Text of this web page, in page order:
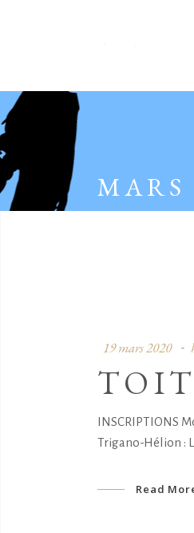
MARS
19 mars 2020
INSCRIPTIONS
Trigano-Hélion :
Read